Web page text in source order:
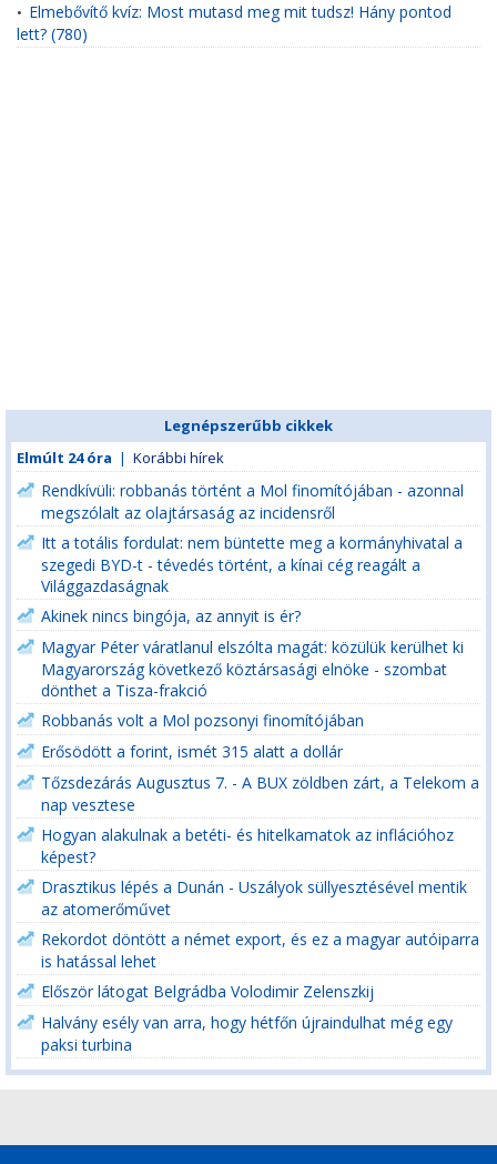
• Elmebővítő kvíz: Most mutasd meg mit tudsz! Hány pontod
lett? (780)
Legnépszerűbb cikkek
Elmúlt 24 óra | Korábbi hírek
Rendkívüli: robbanás történt a Mol finomítójában - azonnal
megszólalt az olajtársaság az incidensről
Itt a totális fordulat: nem büntette meg a kormányhivatal a
szegedi BYD-t - tévedés történt, a kínai cég reagált a
Világgazdaságnak
Akinek nincs bingója, az annyit is ér?
Magyar Péter váratlanul elszólta magát: közülük kerülhet ki
Magyarország következő köztársasági elnöke - szombat
dönthet a Tisza-frakció
Robbanás volt a Mol pozsonyi finomítójában
Erősödött a forint, ismét 315 alatt a dollár
Tőzsdezárás Augusztus 7. - A BUX zöldben zárt, a Telekom a
nap vesztese
Hogyan alakulnak a betéti- és hitelkamatok az inflációhoz
képest?
Drasztikus lépés a Dunán - Uszályok süllyesztésével mentik
az atomerőművet
Rekordot döntött a német export, és ez a magyar autóiparra
is hatással lehet
Először látogat Belgrádba Volodimir Zelenszkij
Halvány esély van arra, hogy hétfőn újraindulhat még egy
paksi turbina